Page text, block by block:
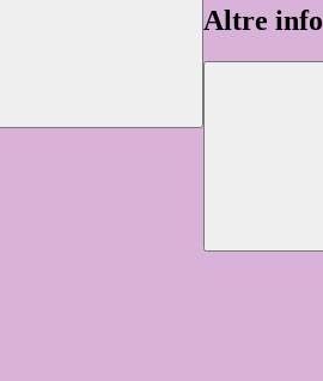
Altre info